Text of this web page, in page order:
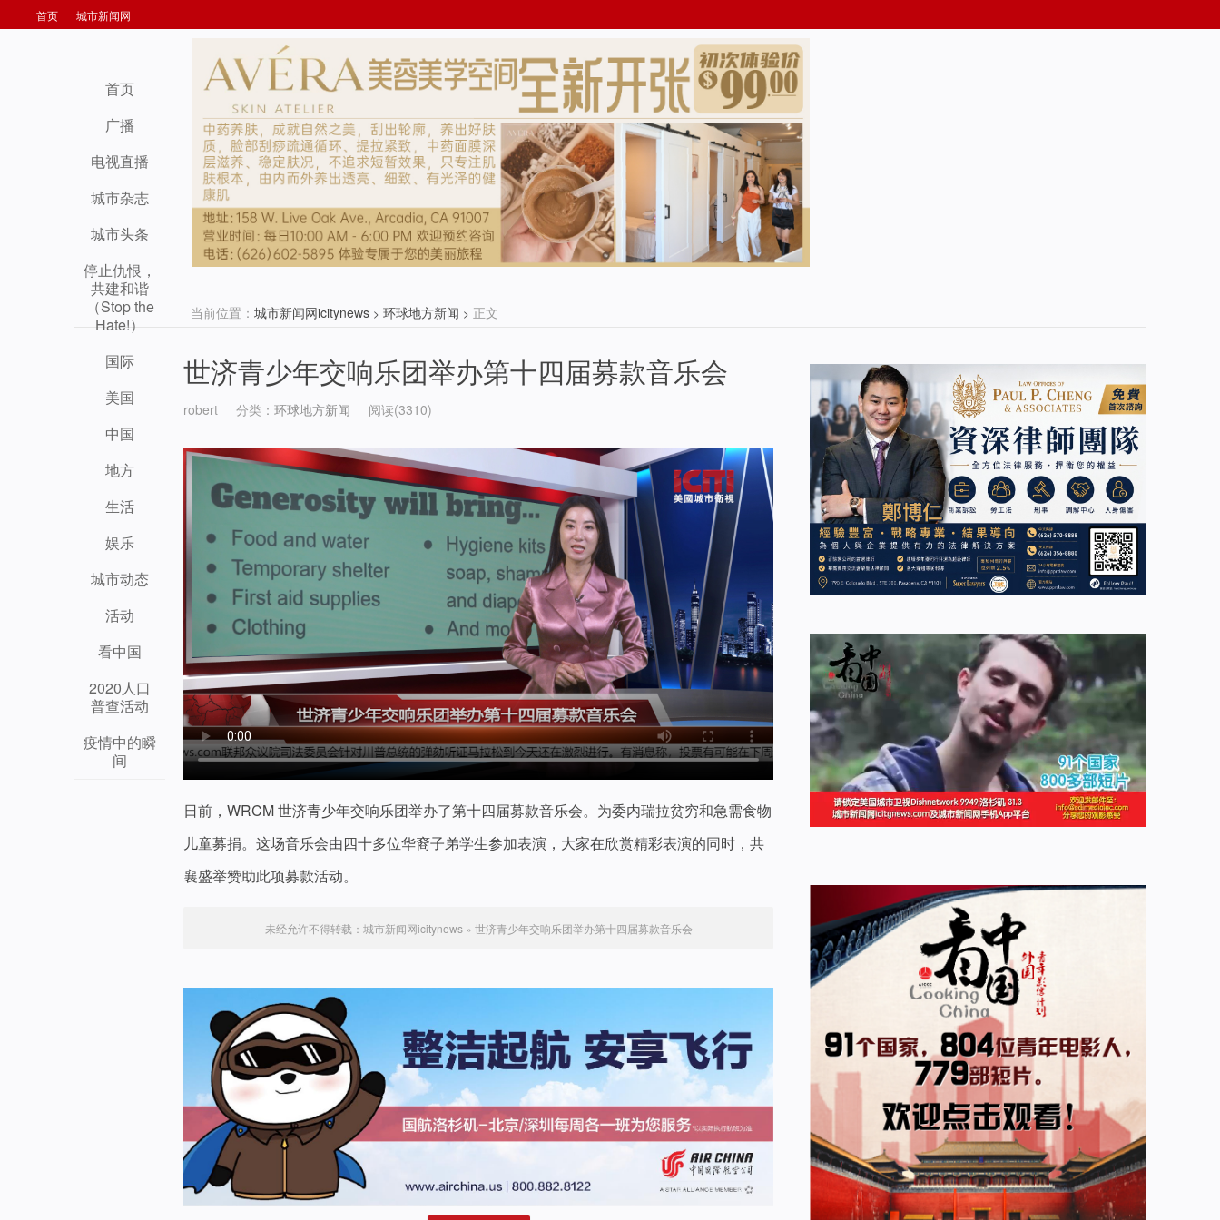
首页 城市新闻网
当前位置： 城市新闻网icitynews > 环球地方新闻 > 正文
首页
广播
电视直播
城市杂志
城市头条
停止仇恨，
共建和谐
（Stop the
Hate!）
国际
美国
中国
地方
生活
娱乐
城市动态
活动
看中国
2020人口
普查活动
疫情中的瞬
间
世济青少年交响乐团举办第十四届募款音乐会
robert 分类： 环球地方新闻 阅读(3310)
日前，WRCM 世济青少年交响乐团举办了第十四届募款音乐会。为委内瑞拉贫穷和急需食物
儿童募捐。这场音乐会由四十多位华裔子弟学生参加表演，大家在欣赏精彩表演的同时，共
襄盛举赞助此项募款活动。
未经允许不得转载： 城市新闻网icitynews» 世济青少年交响乐团举办第十四届募款音乐会